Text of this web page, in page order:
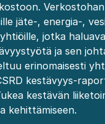
jäte-, energia-,
jotka
ja sen
erinomaisesti
kestävyys-
kestävän
kehittämiseen.